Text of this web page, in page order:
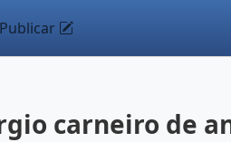
Publicar
carneiro de